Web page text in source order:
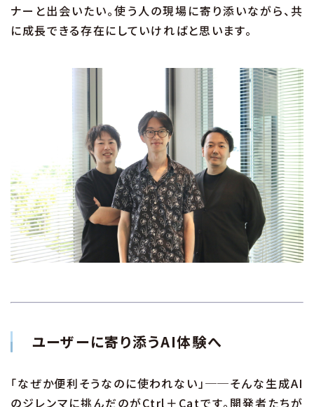
ナーと出会いたい。使う人の現場に寄り添いながら、共
に成長できる存在にしていければと思います。
ユーザーに寄り添うAI体験へ
「なぜか便利そうなのに使われない」──そんな生成AI
のジレンマに挑んだのがCtrl＋Catです。開発者たちが